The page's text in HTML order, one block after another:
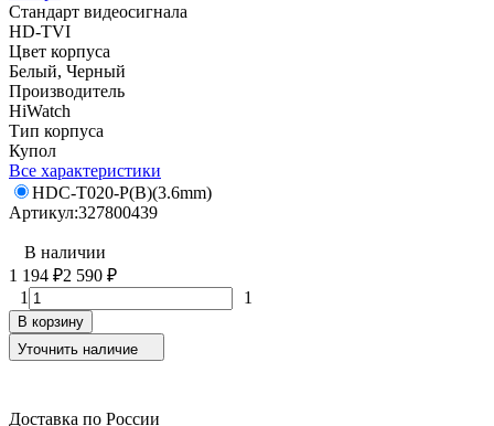
Стандарт видеосигнала
HD-TVI
Цвет корпуса
Белый, Черный
Производитель
HiWatch
Тип корпуса
Купол
Все характеристики
HDC-T020-P(B)(3.6mm)
Артикул:327800439
В наличии
1 194 ₽2 590 ₽
1
1
В корзину
Уточнить наличие
Доставка по России